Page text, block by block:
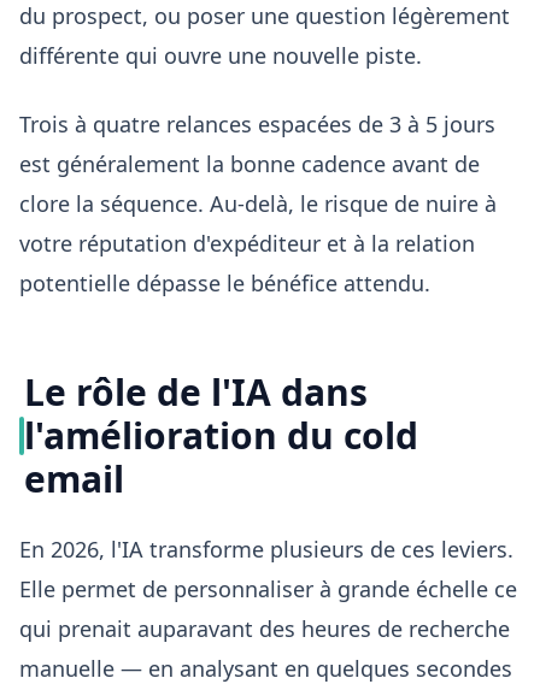
du prospect, ou poser une question légèrement
différente qui ouvre une nouvelle piste.
Trois à quatre relances espacées de 3 à 5 jours
est généralement la bonne cadence avant de
clore la séquence. Au-delà, le risque de nuire à
votre réputation d'expéditeur et à la relation
potentielle dépasse le bénéfice attendu.
Le rôle de l'IA dans
l'amélioration du cold
email
En 2026, l'IA transforme plusieurs de ces leviers.
Elle permet de personnaliser à grande échelle ce
qui prenait auparavant des heures de recherche
manuelle — en analysant en quelques secondes